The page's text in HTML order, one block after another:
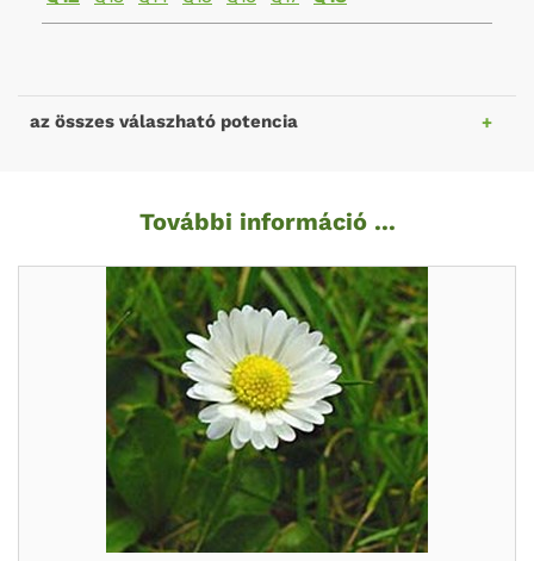
az összes válaszható potencia
További információ ...